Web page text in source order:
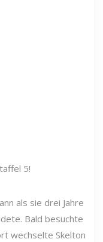
5!
als sie drei Jahre
Bald besuchte
wechselte Skelton